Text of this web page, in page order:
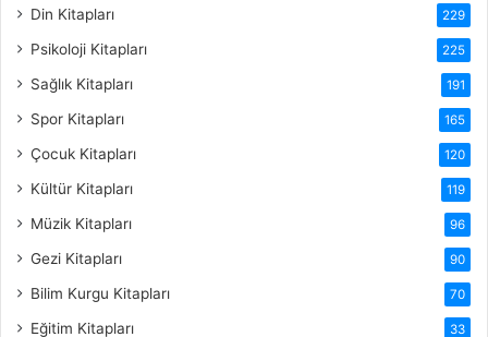
Din Kitapları 229
Psikoloji Kitapları 225
Sağlık Kitapları 191
Spor Kitapları 165
Çocuk Kitapları 120
Kültür Kitapları 119
Müzik Kitapları 96
Gezi Kitapları 90
Bilim Kurgu Kitapları 70
Eğitim Kitapları 33